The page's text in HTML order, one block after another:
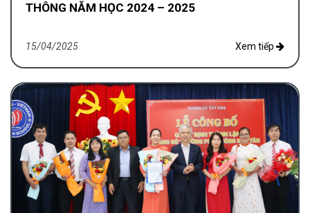
THÔNG NĂM HỌC 2024 – 2025
15/04/2025 Xem tiếp